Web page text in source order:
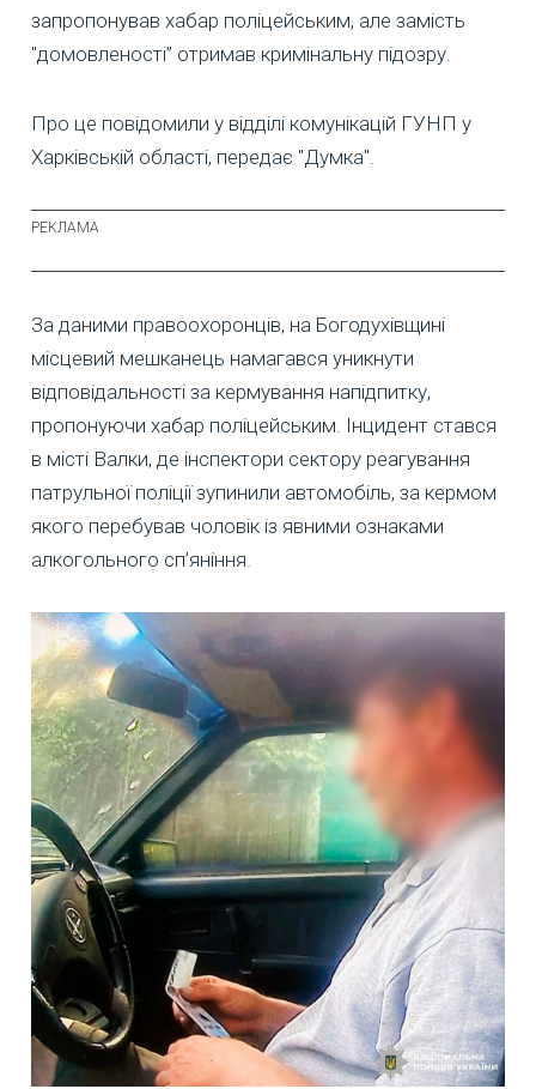
запропонував хабар поліцейським, але замість
"домовленості” отримав кримінальну підозру.
Про це повідомили у відділі комунікацій ГУНП у
Харківській області, передає "Думка".
За даними правоохоронців, на Богодухівщині
місцевий мешканець намагався уникнути
відповідальності за кермування напідпитку,
пропонуючи хабар поліцейським. Інцидент стався
в місті Валки, де інспектори сектору реагування
патрульної поліції зупинили автомобіль, за кермом
якого перебував чоловік із явними ознаками
алкогольного сп’яніння.